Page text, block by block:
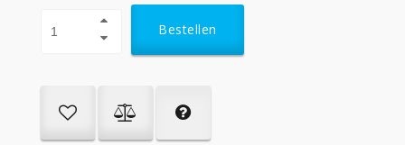
Bestellen